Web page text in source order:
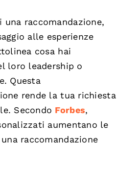
una raccomandazione,
alle esperienze
cosa hai
loro leadership o
Questa
rende la tua richiesta
Secondo Forbes,
aumentano le
raccomandazione